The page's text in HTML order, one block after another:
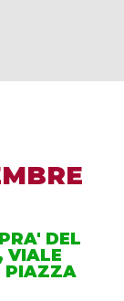
DEL
VIALE
PIAZZA